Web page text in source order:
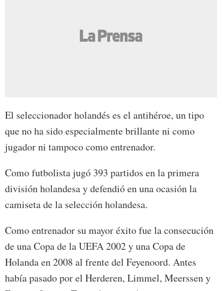
El seleccionador holandés es el antihéroe, un tipo
que no ha sido especialmente brillante ni como
jugador ni tampoco como entrenador.
Como futbolista jugó 393 partidos en la primera
división holandesa y defendió en una ocasión la
camiseta de la selección holandesa.
Como entrenador su mayor éxito fue la consecución
de una Copa de la UEFA 2002 y una Copa de
Holanda en 2008 al frente del Feyenoord. Antes
había pasado por el Herderen, Limmel, Meerssen y